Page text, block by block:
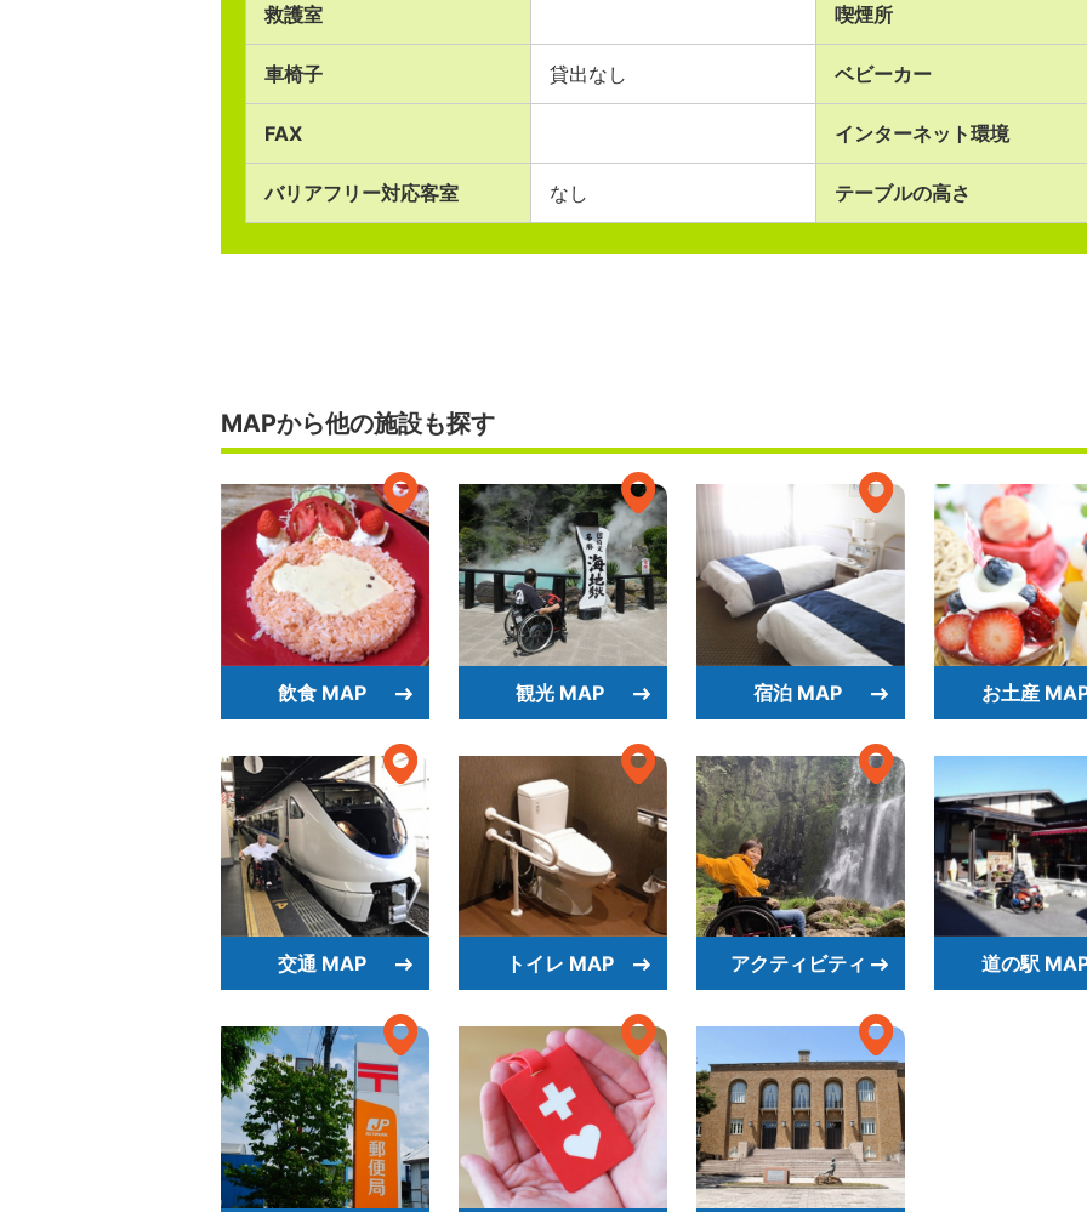
救護室 喫煙所
車椅子 貸出なし ベビーカー
FAX インターネット環境
バリアフリー対応客室 なし テーブルの高さ
MAPから他の施設も探す
飲食 MAP 観光 MAP 宿泊 MAP お土産
交通 MAP トイレ MAP アクティビティ 道の駅